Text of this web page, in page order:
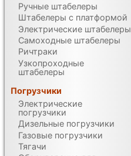
Ручные штабелеры
Штабелеры с платформой
Электрические штабелеры
Самоходные штабелеры
Ричтраки
Узкопроходные
штабелеры
Погрузчики
Электрические
погрузчики
Дизельные погрузчики
Газовые погрузчики
Тягачи